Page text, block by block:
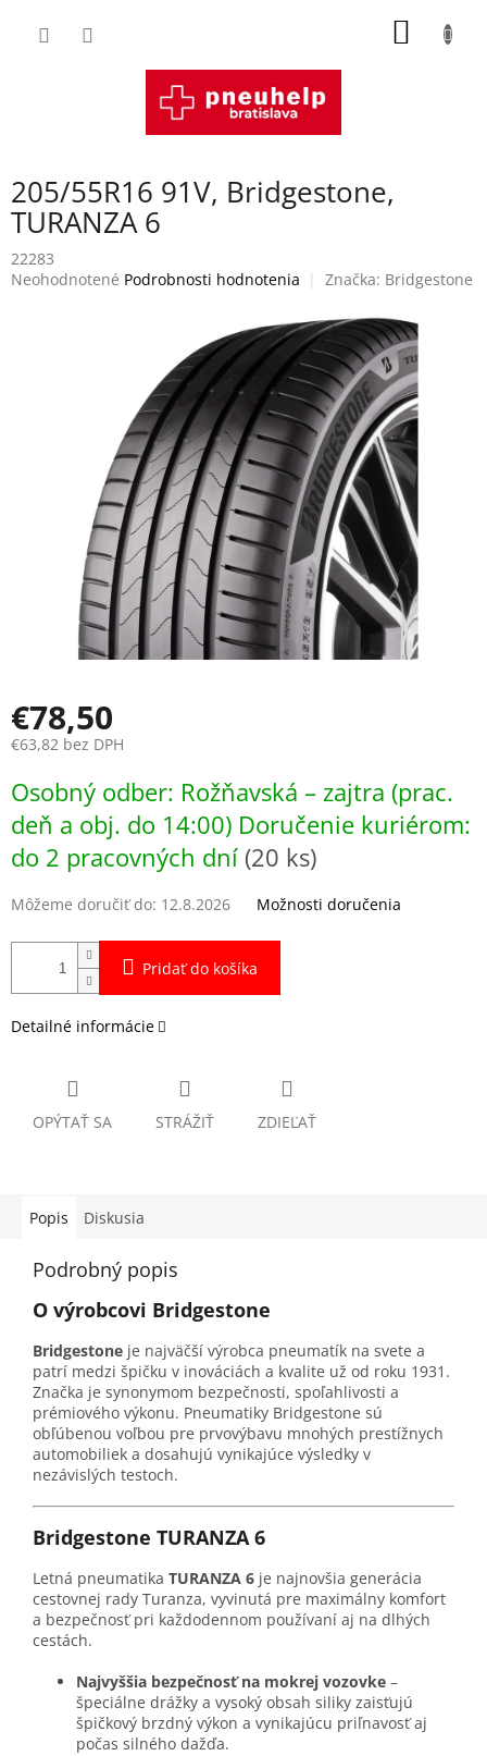
205/55R16 91V, Bridgestone,
TURANZA 6
22283
Priemerné
Neohodnotené Podrobnosti hodnotenia Značka: Bridgestone
€78,50
€63,82 bez DPH
cena:
Osobný odber: Rožňavská – zajtra (prac.
deň a obj. do 14:00) Doručenie kuriérom:
do 2 pracovných dní (20 ks)
Môžeme doručiť do: 12.8.2026 Možnosti doručenia
Pridať do košíka
Detailné informácie
OPÝTAŤ SA STRÁŽIŤ ZDIEĽAŤ
Popis Diskusia
Podrobný popis
O výrobcovi Bridgestone
Bridgestone je najväčší výrobca pneumatík na svete a
patrí medzi špičku v inováciách a kvalite už od roku 1931.
Značka je synonymom bezpečnosti, spoľahlivosti a
prémiového výkonu. Pneumatiky Bridgestone sú
obľúbenou voľbou pre prvovýbavu mnohých prestížnych
automobiliek a dosahujú vynikajúce výsledky v
nezávislých testoch.
Bridgestone TURANZA 6
Letná pneumatika TURANZA 6 je najnovšia generácia
cestovnej rady Turanza, vyvinutá pre maximálny komfort
a bezpečnosť pri každodennom používaní aj na dlhých
cestách.
Najvyššia bezpečnosť na mokrej vozovke –
špeciálne drážky a vysoký obsah siliky zaisťujú
špičkový brzdný výkon a vynikajúcu priľnavosť aj
počas silného dažďa.